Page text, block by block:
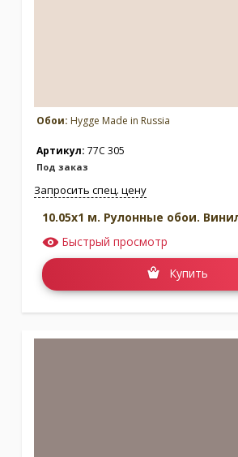
Обои: Hygge Made in Russia
Артикул: 77C 305
Под заказ
Запросить спец. цену
10.05x1 м. Рулонные обои.
Быстрый просмотр
Купить